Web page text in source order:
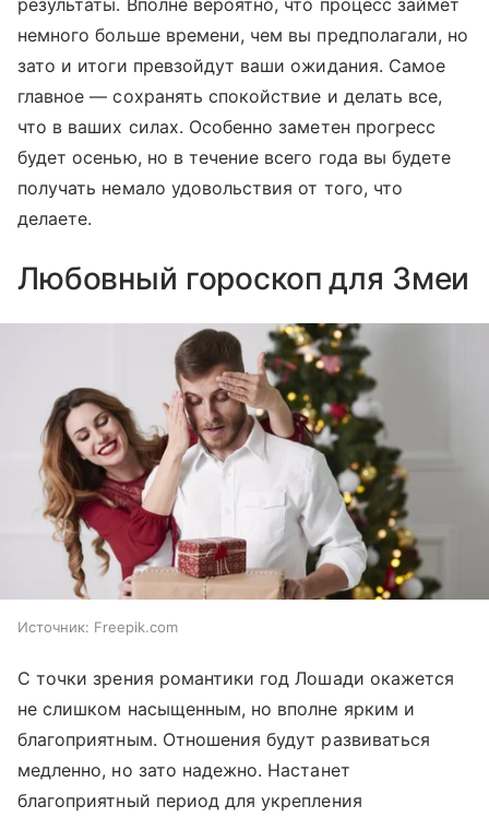
результаты. Вполне вероятно, что процесс займет
немного больше времени, чем вы предполагали, но
зато и итоги превзойдут ваши ожидания. Самое
главное — сохранять спокойствие и делать все,
что в ваших силах. Особенно заметен прогресс
будет осенью, но в течение всего года вы будете
получать немало удовольствия от того, что
делаете.
Любовный гороскоп для Змеи
Источник: Freepik.com
С точки зрения романтики год Лошади окажется
не слишком насыщенным, но вполне ярким и
благоприятным. Отношения будут развиваться
медленно, но зато надежно. Настанет
благоприятный период для укрепления